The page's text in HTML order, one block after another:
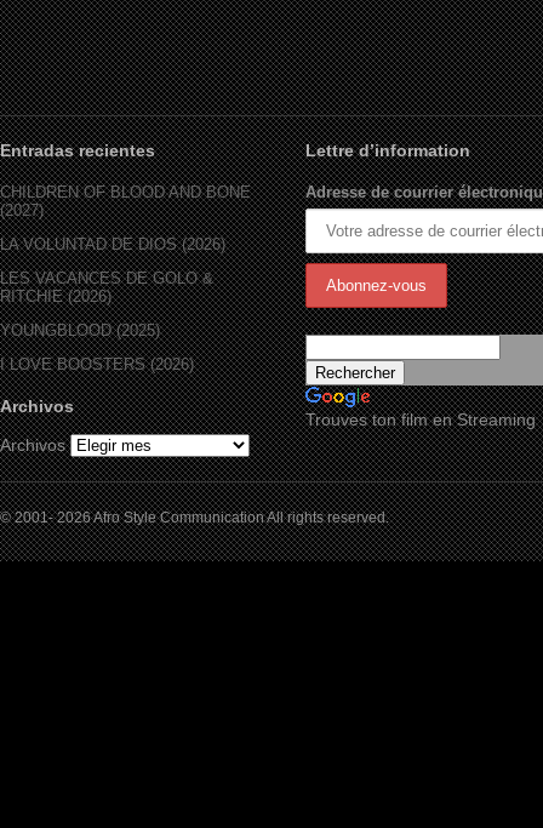
Entradas recientes
CHILDREN OF BLOOD AND BONE
(2027)
LA VOLUNTAD DE DIOS (2026)
LES VACANCES DE GOLO &
RITCHIE (2026)
YOUNGBLOOD (2025)
I LOVE BOOSTERS (2026)
Archivos
Archivos
Lettre d’information
Adresse de courrier
Trouves ton film en Streaming
© 2001- 2026 Afro Style Communication All rights reserved.